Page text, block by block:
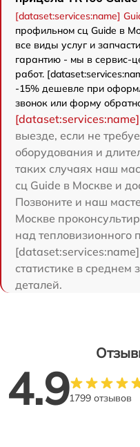
[dataset:services:name]
профильном сц Guide в
все виды услуг и
гарантию - мы в сервис-
работ.
-15% дешевле при
звонок или форму
выезде, если не
оборудования и
таких случаях наш
сц Guide в Москве и
Позвоните и наш
Москве
над тепловизионного
статистике в
деталей.
4.91799 отзывов